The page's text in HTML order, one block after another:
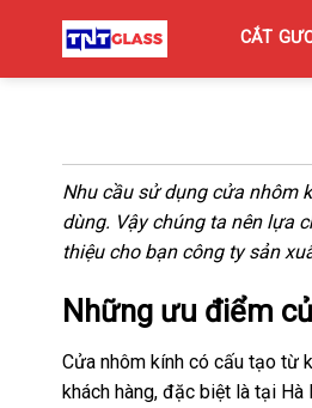
content
CẮT
Nhu cầu sử dụng cửa nhôm
dùng. Vậy chúng ta nên lựa
thiệu cho bạn công ty sản
Những ưu điểm
Cửa nhôm kính có cấu tạo từ
khách hàng, đặc biệt là tại